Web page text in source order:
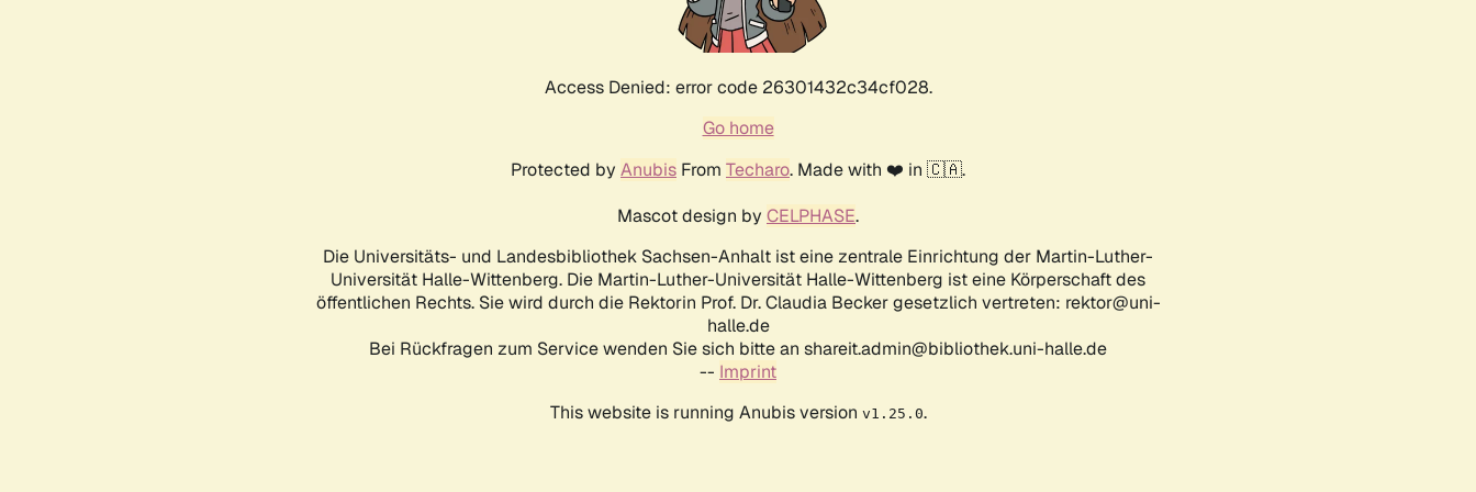
Access Denied: error code 26301432c34cf028.
Go home
Protected by Anubis From Techaro. Made with ❤️ in 🇨🇦.
Mascot design by CELPHASE.
Die Universitäts- und Landesbibliothek Sachsen-Anhalt ist eine zentrale Einrichtung der Martin-Luther-
Universität Halle-Wittenberg. Die Martin-Luther-Universität Halle-Wittenberg ist eine Körperschaft des
öffentlichen Rechts. Sie wird durch die Rektorin Prof. Dr. Claudia Becker gesetzlich vertreten: rektor@uni-
halle.de
Bei Rückfragen zum Service wenden Sie sich bitte an shareit.admin@bibliothek.uni-halle.de
-- Imprint
This website is running Anubis version v1.25.0.